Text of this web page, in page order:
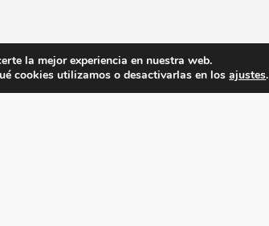
la mejor experiencia en nuestra web.
cookies utilizamos o desactivarlas en losajustes.